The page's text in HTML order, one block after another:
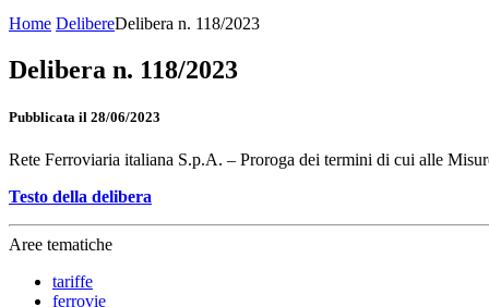
Home DelibereDelibera n. 118/2023
Delibera n. 118/2023
Pubblicata il 28/06/2023
Rete Ferroviaria italiana S.p.A. – Proroga dei termini di cui alle
Testo della delibera
Aree tematiche
tariffe
ferrovie